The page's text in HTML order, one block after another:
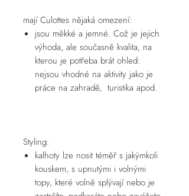
mají Culottes nějaká omezení:
jsou měkké a jemné. Což je jejich
výhoda, ale současně kvalita, na
kterou je potřeba brát ohled:
nejsou vhodné na aktivity jako je
práce na zahradě, turistika apod.
Styling:
kalhoty lze nosit téměř s jakýmkoli
kouskem, s upnutými i volnými
topy, které volně splývají nebo je